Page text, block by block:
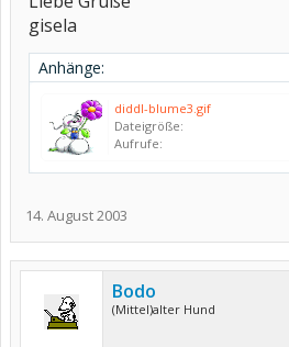
gisela
Anhänge:
diddl-blume3.gif
Dateigröße:
Aufrufe:
14. August 2003
Bodo
(Mittel)alter Hund